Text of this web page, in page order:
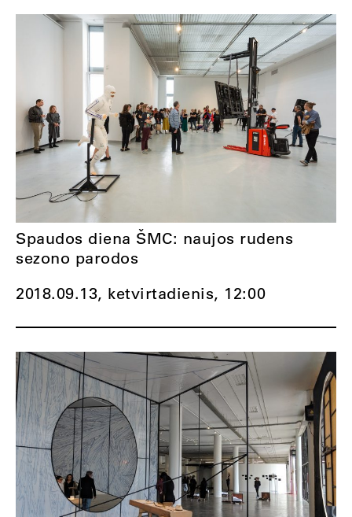
2018.09.13, ketvirtadienis, 12:00
Spaudos diena ŠMC: naujos rudens
sezono parodos